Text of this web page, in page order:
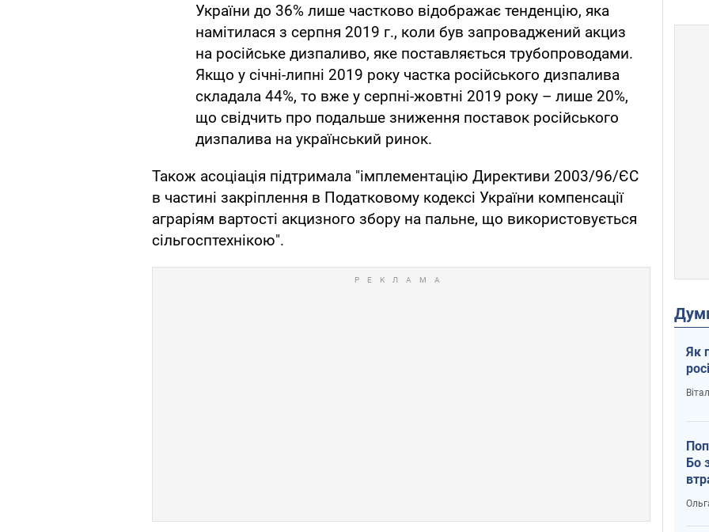
України до 36% лише частково відображає тенденцію, яка
намітилася з серпня 2019 г., коли був запроваджений акциз
на російське дизпаливо, яке поставляється трубопроводами.
Якщо у січні-липні 2019 року частка російського дизпалива
складала 44%, то вже у серпні-жовтні 2019 року – лише 20%,
що свідчить про подальше зниження поставок російського
дизпалива на український ринок.
Також асоціація підтримала "імплементацію Директиви 2003/96/ЄС
в частині закріплення в Податковому кодексі України компенсації
аграріям вартості акцизного збору на пальне, що використовується
сільгосптехнікою".
Як
Бо